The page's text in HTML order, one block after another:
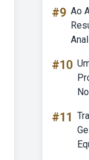
#9 Ao
#10
#11